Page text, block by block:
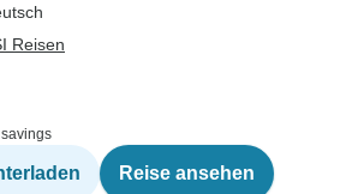
Reisen
Reise ansehen